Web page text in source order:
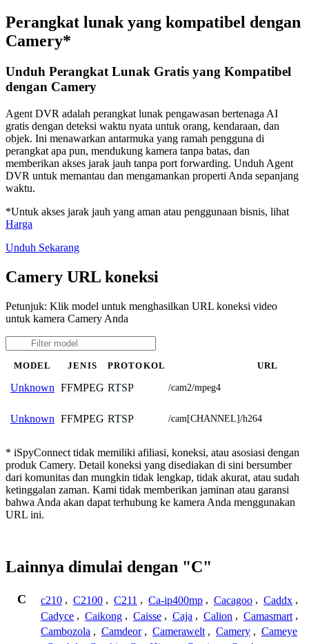
Perangkat lunak yang kompatibel dengan
Camery*
Unduh Perangkat Lunak Gratis yang Kompatibel
dengan Camery
Agent DVR adalah perangkat lunak pengawasan bertenaga AI
gratis dengan deteksi waktu nyata untuk orang, kendaraan, dan
objek. Ini menawarkan antarmuka yang ramah pengguna di
perangkat apa pun, mendukung kamera tanpa batas, dan
memberikan akses jarak jauh tanpa port forwarding. Unduh Agent
DVR untuk memantau dan mengamankan properti Anda sepanjang
waktu.
*Untuk akses jarak jauh yang aman atau penggunaan bisnis, lihat
Harga
Unduh Sekarang
Camery URL koneksi
Petunjuk: Klik model untuk menghasilkan URL koneksi video
untuk kamera Camery Anda
MODEL JENIS PROTOKOL URL
Unknown FFMPEG RTSP /cam2/mpeg4
Unknown FFMPEG RTSP /cam[CHANNEL]/h264
* iSpyConnect tidak memiliki afiliasi, koneksi, atau asosiasi dengan
produk Camery. Detail koneksi yang disediakan di sini bersumber
dari komunitas dan mungkin tidak lengkap, tidak akurat, atau sudah
ketinggalan zaman. Kami tidak memberikan jaminan atau garansi
bahwa Anda akan dapat terhubung ke kamera Anda menggunakan
URL ini.
Lainnya dimulai dengan "C"
C c210 , C2100 , C211 , Ca-ip400mp , Cacagoo , Caddx ,
Cadyce , Caikong , Caisse , Caja , Calion , Camasmart ,
Cambozola , Camdeor , Camerawelt , Camery , Cameye